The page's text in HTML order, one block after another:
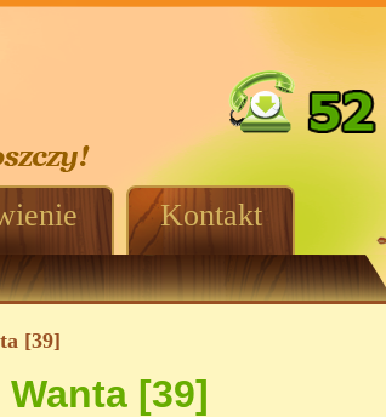
Kontakt
[39]
Wanta [39]